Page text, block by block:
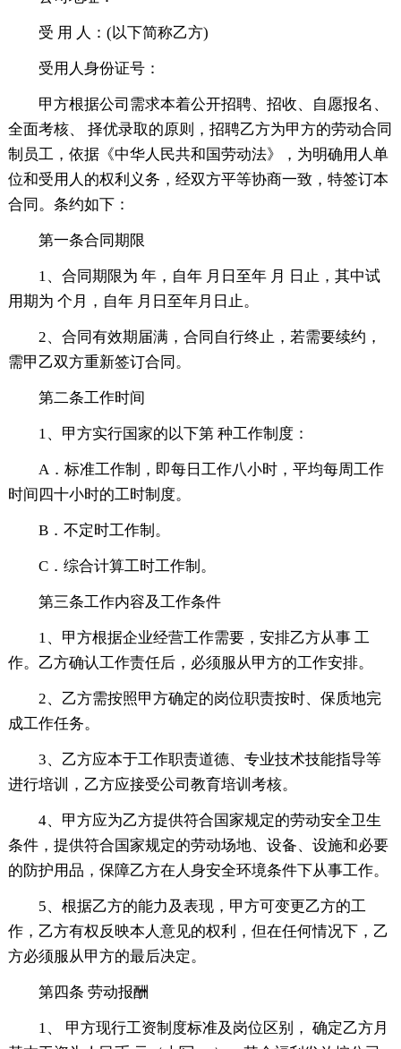
受 用 人：(以下简称乙方)
受用人身份证号：
甲方根据公司需求本着公开招聘、招收、自愿报名、
全面考核、 择优录取的原则，招聘乙方为甲方的劳动合同
制员工，依据《中华人民共和国劳动法》，为明确用人单
位和受用人的权利义务，经双方平等协商一致，特签订本
合同。条约如下：
第一条合同期限
1、合同期限为 年，自年 月日至年 月 日止，其中试
用期为 个月，自年 月日至年月日止。
2、合同有效期届满，合同自行终止，若需要续约，
需甲乙双方重新签订合同。
第二条工作时间
1、甲方实行国家的以下第 种工作制度：
A．标准工作制，即每日工作八小时，平均每周工作
时间四十小时的工时制度。
B．不定时工作制。
C．综合计算工时工作制。
第三条工作内容及工作条件
1、甲方根据企业经营工作需要，安排乙方从事 工
作。乙方确认工作责任后，必须服从甲方的工作安排。
2、乙方需按照甲方确定的岗位职责按时、保质地完
成工作任务。
3、乙方应本于工作职责道德、专业技术技能指导等
进行培训，乙方应接受公司教育培训考核。
4、甲方应为乙方提供符合国家规定的劳动安全卫生
条件，提供符合国家规定的劳动场地、设备、设施和必要
的防护用品，保障乙方在人身安全环境条件下从事工作。
5、根据乙方的能力及表现，甲方可变更乙方的工
作，乙方有权反映本人意见的权利，但在任何情况下，乙
方必须服从甲方的最后决定。
第四条 劳动报酬
1、 甲方现行工资制度标准及岗位区别， 确定乙方月